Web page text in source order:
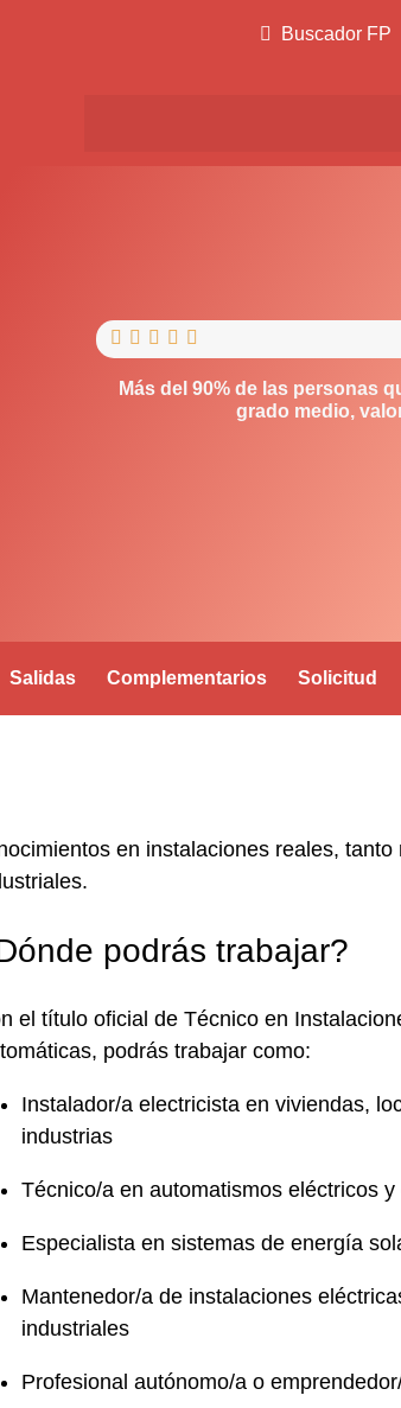
Buscador FP
    
Más del 90% de las personas
grado medio,
Salidas Complementarios Solicitud
en instalaciones reales, tanto
podrás trabajar?
el título oficial de Técnico en
, podrás trabajar como:
Instalador/a electricista en viviendas,
industrias
Técnico/a en automatismos eléctricos y
Especialista en sistemas de energía
Mantenedor/a de instalaciones
industriales
Profesional autónomo/a o